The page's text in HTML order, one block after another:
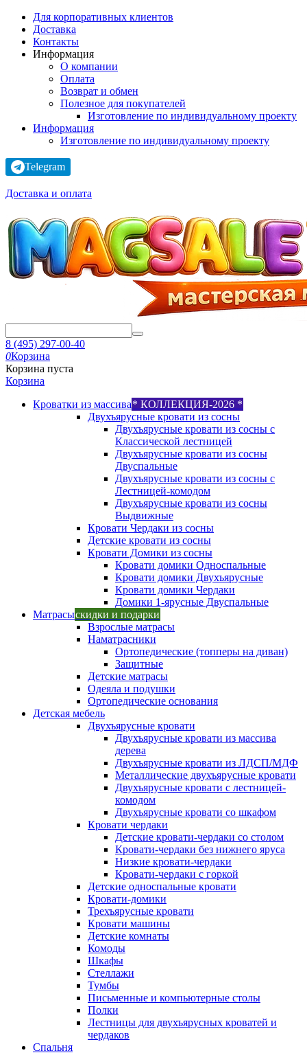
Для корпоративных клиентов
Доставка
Контакты
Информация
О компании
Оплата
Возврат и обмен
Полезное для покупателей
Изготовление по индивидуальному проекту
Информация
Изготовление по индивидуальному проекту
Telegram
Доставка и оплата
8 (495) 297-00-40
0Корзина
Корзина пуста
Корзина
Кроватки из массива* КОЛЛЕКЦИЯ-2026 *
Двухъярусные кровати из сосны
Двухъярусные кровати из сосны с
Классической лестницей
Двухъярусные кровати из сосны
Двуспальные
Двухъярусные кровати из сосны с
Лестницей-комодом
Двухъярусные кровати из сосны
Выдвижные
Кровати Чердаки из сосны
Детские кровати из сосны
Кровати Домики из сосны
Кровати домики Односпальные
Кровати домики Двухъярусные
Кровати домики Чердаки
Домики 1-ярусные Двуспальные
Матрасыскидки и подарки
Взрослые матрасы
Наматрасники
Ортопедические (топперы на диван)
Защитные
Детские матрасы
Одеяла и подушки
Ортопедические основания
Детская мебель
Двухъярусные кровати
Двухъярусные кровати из массива
дерева
Двухъярусные кровати из ЛДСП/МДФ
Металлические двухъярусные кровати
Двухъярусные кровати с лестницей-
комодом
Двухъярусные кровати со шкафом
Кровати чердаки
Детские кровати-чердаки со столом
Кровати-чердаки без нижнего яруса
Низкие кровати-чердаки
Кровати-чердаки с горкой
Детские односпальные кровати
Кровати-домики
Трехъярусные кровати
Кровати машины
Детские комнаты
Комоды
Шкафы
Стеллажи
Тумбы
Письменные и компьютерные столы
Полки
Лестницы для двухъярусных кроватей и
чердаков
Спальня